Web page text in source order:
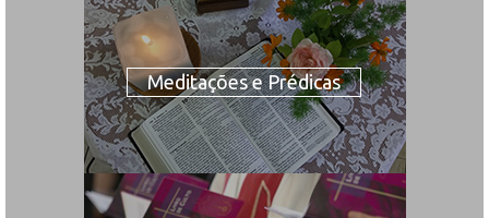
Meditações e Prédicas